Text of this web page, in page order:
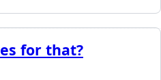
for that?